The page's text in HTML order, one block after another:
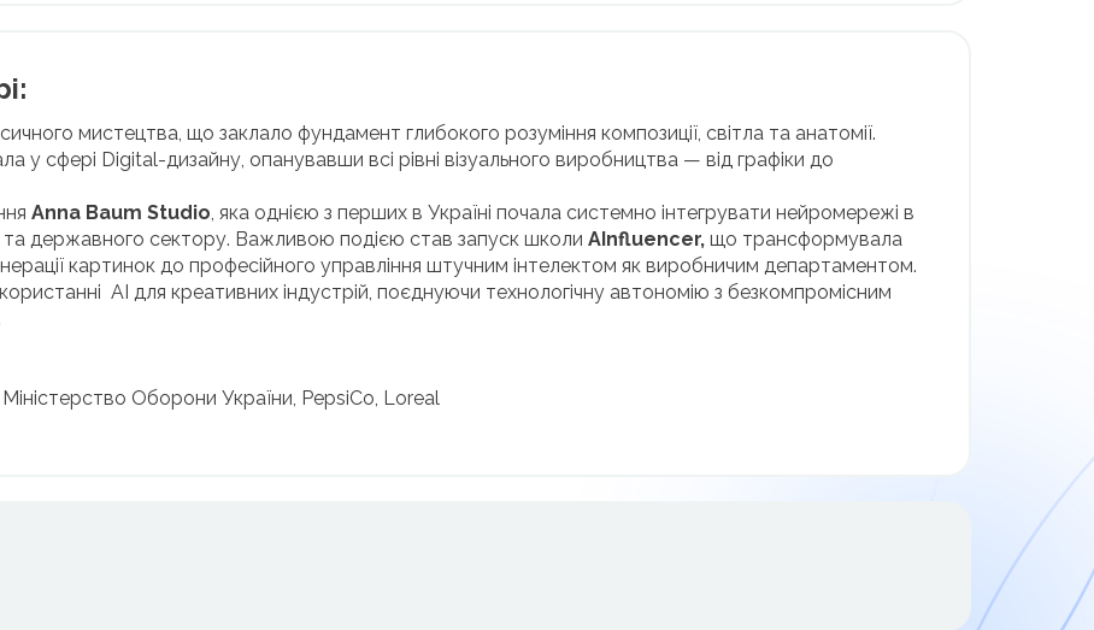
мистецтва, що заклало фундамент глибокого розуміння композиції, світла та анатомії.
у сфері Digital-дизайну, опанувавши всі рівні візуального виробництва — від графіки до
Anna Baum Studio, яка однією з перших в Україні почала системно інтегрувати нейромережі в
та державного сектору. Важливою подією став запуск школи AInfluencer, що трансформувала
картинок до професійного управління штучним інтелектом як виробничим департаментом.
AI для креативних індустрій, поєднуючи технологічну автономію з безкомпромісним
Оборони України, PepsiCo, Loreal